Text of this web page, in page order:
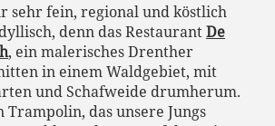
sehr fein, regional und köstlich
denn das RestaurantDe
, ein malerisches Drenther
in einem Waldgebiet, mit
und Schafweide drumherum.
Trampolin, das unsere Jungs